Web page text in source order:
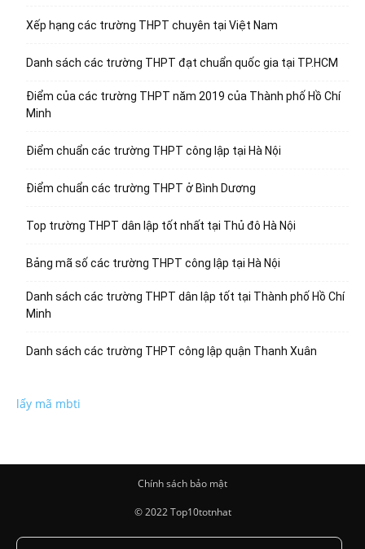
Xếp hạng các trường THPT chuyên tại Việt Nam
Danh sách các trường THPT đạt chuẩn quốc gia tại TP.HCM
Điểm của các trường THPT năm 2019 của Thành phố Hồ Chí
Minh
Điểm chuẩn các trường THPT công lập tại Hà Nội
Điểm chuẩn các trường THPT ở Bình Dương
Top trường THPT dân lập tốt nhất tại Thủ đô Hà Nội
Bảng mã số các trường THPT công lập tại Hà Nội
Danh sách các trường THPT dân lập tốt tại Thành phố Hồ Chí
Minh
Danh sách các trường THPT công lập quận Thanh Xuân
lấy mã mbti
Chính sách bảo mật
© 2022 Top10totnhat